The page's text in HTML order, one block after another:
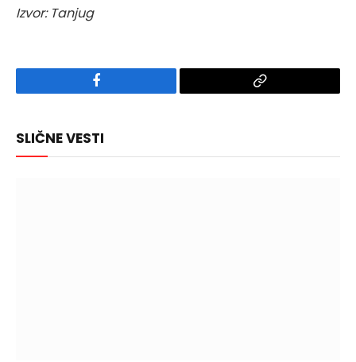
Izvor: Tanjug
Facebook
Copy
SLIČNE VESTI